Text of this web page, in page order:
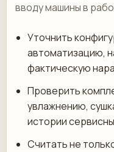
вводу машины в
Уточнить
автоматизацию,
фактическую
Проверить
увлажнению,
истории
Считать не